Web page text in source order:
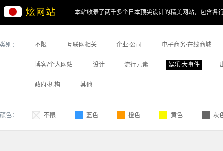
本站收录了两千多个日本顶尖设计的精美网站，包含各
类别： 不限 互联网相关 企业·公司 电子商务·在线商城
博客/个人网站 设计 流行元素 娱乐·大事件
政府·机构 其他
颜色： 不限 蓝色 橙色 黄色 灰